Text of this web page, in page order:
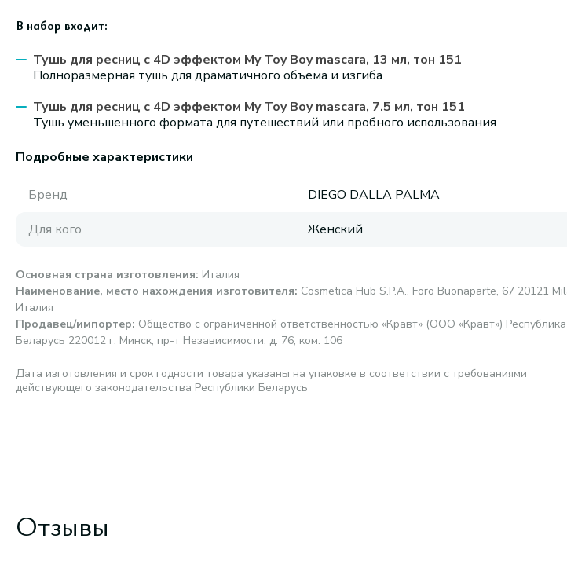
В набор входит:
Тушь для ресниц с 4D эффектом My Toy Boy mascara, 13 мл, тон 151
Полноразмерная тушь для драматичного объема и изгиба
Тушь для ресниц с 4D эффектом My Toy Boy mascara, 7.5 мл, тон 151
Тушь уменьшенного формата для путешествий или пробного использования
Подробные характеристики
Бренд
DIEGO DALLA PALMA
Для кого
Женский
Основная страна изготовления: Италия
Наименование, место нахождения изготовителя: Cosmetica Hub S.P.A., Foro Buonaparte, 67 20121
Италия
Продавец/импортер: Общество с ограниченной ответственностью «Кравт» (ООО «Кравт») Республика
Беларусь 220012 г. Минск, пр-т Независимости, д. 76, ком. 106
Дата изготовления и срок годности товара указаны на упаковке в соответствии с требованиями
действующего законодательства Республики Беларусь
Отзывы